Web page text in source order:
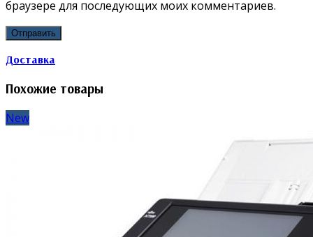
браузере для последующих моих комментариев.
Доставка
Похожие товары
New